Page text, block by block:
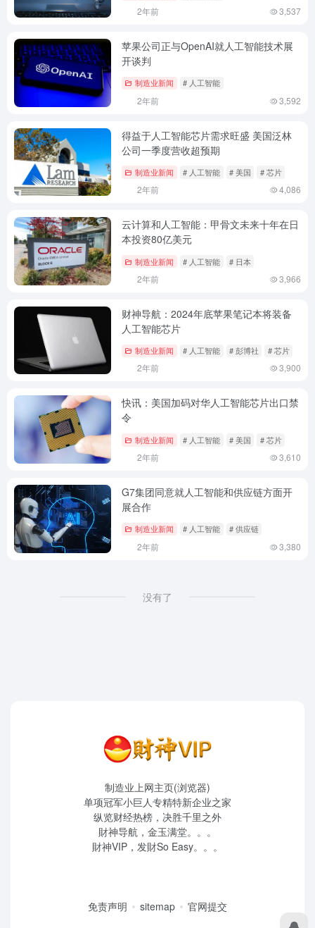
2年前 3,537
苹果公司正与OpenAI就人工智能技术展
开谈判
制造业新闻 # 人工智能
2年前 3,592
得益于人工智能芯片需求旺盛 美国泛林
公司一季度营收超预期
制造业新闻 # 人工智能 # 美国 # 芯片
2年前 4,086
云计算和人工智能：甲骨文未来十年在日
本投资80亿美元
制造业新闻 # 人工智能 # 日本
2年前 3,966
财神导航：2024年底苹果笔记本将装备
人工智能芯片
制造业新闻 # 人工智能 # 彭博社 # 芯片
2年前 3,900
快讯：美国加码对华人工智能芯片出口禁
令
制造业新闻 # 人工智能 # 美国 # 芯片
2年前 3,610
G7集团同意就人工智能和供应链方面开
展合作
制造业新闻 # 人工智能 # 供应链
2年前 3,380
没有了
制造业上网主页(浏览器)
单项冠军小巨人专精特新企业之家
纵览财经热榜，决胜千里之外
財神导航，金玉满堂。。。
財神VIP，发財So Easy。。。
免责声明 sitemap 官网提交